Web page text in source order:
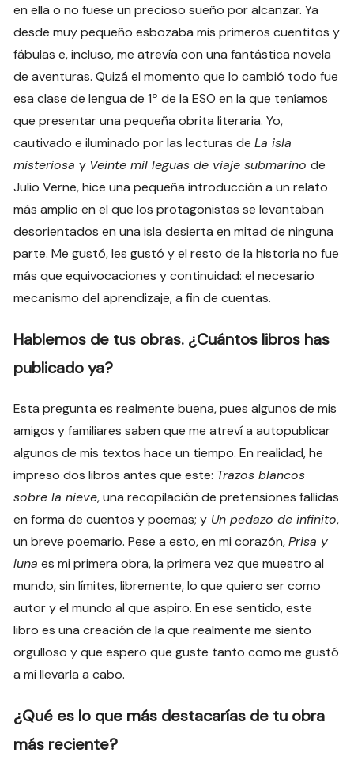
en ella o no fuese un precioso sueño por alcanzar. Ya
desde muy pequeño esbozaba mis primeros cuentitos y
fábulas e, incluso, me atrevía con una fantástica novela
de aventuras. Quizá el momento que lo cambió todo fue
esa clase de lengua de 1º de la ESO en la que teníamos
que presentar una pequeña obrita literaria. Yo,
cautivado e iluminado por las lecturas deLa isla
misteriosay Veinte mil leguas de viaje submarinode
Julio Verne, hice una pequeña introducción a un relato
más amplio en el que los protagonistas se levantaban
desorientados en una isla desierta en mitad de ninguna
parte. Me gustó, les gustó y el resto de la historia no fue
más que equivocaciones y continuidad: el necesario
mecanismo del aprendizaje, a fin de cuentas.
Hablemos de tus obras. ¿Cuántos libros has
publicado ya?
Esta pregunta es realmente buena, pues algunos de mis
amigos y familiares saben que me atreví a autopublicar
algunos de mis textos hace un tiempo. En realidad, he
impreso dos libros antes que este: Trazos blancos
sobre la nieve, una recopilación de pretensiones fallidas
en forma de cuentos y poemas; y Un pedazo de infinito,
un breve poemario. Pese a esto, en mi corazón,Prisa y
luna es mi primera obra, la primera vez que muestro al
mundo, sin límites, libremente, lo que quiero ser como
autor y el mundo al que aspiro. En ese sentido, este
libro es una creación de la que realmente me siento
orgulloso y que espero que guste tanto como me gustó
a mí llevarla a cabo.
¿Qué es lo que más destacarías de tu obra
más reciente?